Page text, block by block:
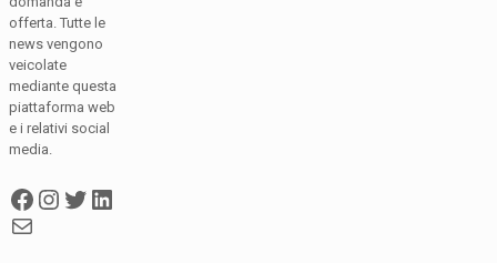
offerta. Tutte le
news vengono
veicolate
mediante questa
piattaforma web
e i relativi social
media.
Facebook
Instagram
Twitter
LinkedIn
Mail